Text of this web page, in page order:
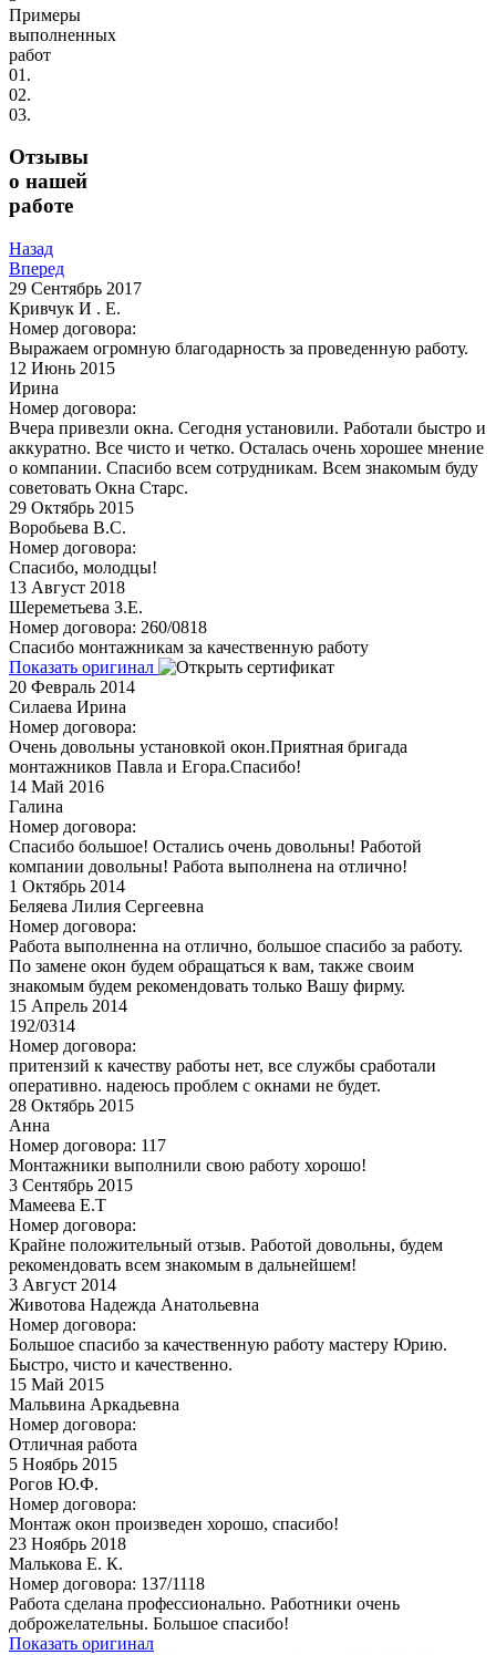
Примеры
выполненных
работ
01.
02.
03.
Отзывы
о нашей
работе
Назад
Вперед
29 Сентябрь 2017
Кривчук И . Е.
Номер договора:
Выражаем огромную благодарность за проведенную работу.
12 Июнь 2015
Ирина
Номер договора:
Вчера привезли окна. Сегодня установили. Работали быстро и
аккуратно. Все чисто и четко. Осталась очень хорошее мнение
о компании. Спасибо всем сотрудникам. Всем знакомым буду
советовать Окна Старс.
29 Октябрь 2015
Воробьева В.С.
Номер договора:
Спасибо, молодцы!
13 Август 2018
Шереметьева З.Е.
Номер договора: 260/0818
Спасибо монтажникам за качественную работу
Показать оригинал
20 Февраль 2014
Силаева Ирина
Номер договора:
Очень довольны установкой окон.Приятная бригада
монтажников Павла и Егора.Спасибо!
14 Май 2016
Галина
Номер договора:
Спасибо большое! Остались очень довольны! Работой
компании довольны! Работа выполнена на отлично!
1 Октябрь 2014
Беляева Лилия Сергеевна
Номер договора:
Работа выполненна на отлично, большое спасибо за работу.
По замене окон будем обращаться к вам, также своим
знакомым будем рекомендовать только Вашу фирму.
15 Апрель 2014
192/0314
Номер договора:
притензий к качеству работы нет, все службы сработали
оперативно. надеюсь проблем с окнами не будет.
28 Октябрь 2015
Анна
Номер договора: 117
Монтажники выполнили свою работу хорошо!
3 Сентябрь 2015
Мамеева Е.Т
Номер договора:
Крайне положительный отзыв. Работой довольны, будем
рекомендовать всем знакомым в дальнейшем!
3 Август 2014
Животова Надежда Анатольевна
Номер договора:
Большое спасибо за качественную работу мастеру Юрию.
Быстро, чисто и качественно.
15 Май 2015
Мальвина Аркадьевна
Номер договора:
Отличная работа
5 Ноябрь 2015
Рогов Ю.Ф.
Номер договора:
Монтаж окон произведен хорошо, спасибо!
23 Ноябрь 2018
Малькова Е. К.
Номер договора: 137/1118
Работа сделана профессионально. Работники очень
доброжелательны. Большое спасибо!
Показать оригинал